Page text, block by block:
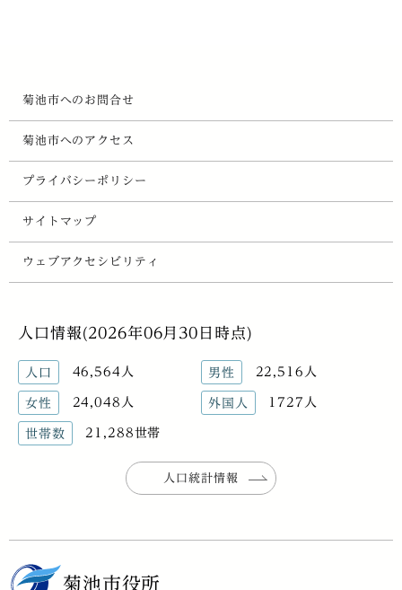
菊池市へのお問合せ
菊池市へのアクセス
プライバシーポリシー
サイトマップ
ウェブアクセシビリティ
人口情報(2026年06月30日時点)
人口 46,564人 男性 22,516人
女性 24,048人 外国人 1727人
世帯数 21,288世帯
人口統計情報
菊池市役所